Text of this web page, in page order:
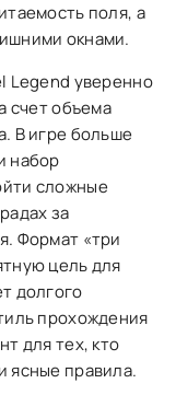
поля, а
окнами.
Legend уверенно
счет объема
В игре больше
набор
сложные
за
Формат «три
цель для
долгого
прохождения
для тех, кто
ясные правила.